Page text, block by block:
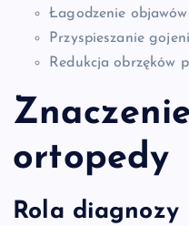
Łagodzenie
Przyspieszanie
Redukcja obrzęków
ortopedy
Rola diagnozy